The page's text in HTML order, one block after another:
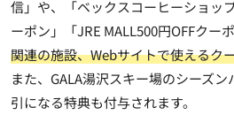
信」や、「ベックスコーヒーショッ
ーポン」「JRE MALL500円OFFクー
関連の施設、Webサイトで使えるク
また、GALA湯沢スキー場のシーズ
引になる特典も付与されます。